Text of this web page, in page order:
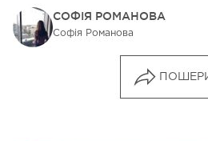
СОФІЯ РОМАНОВА
Софія Романова